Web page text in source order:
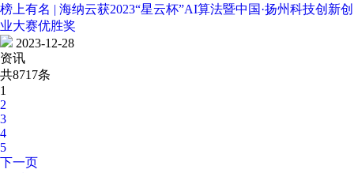
榜上有名 | 海纳云获2023“星云杯”AI算法暨中国·扬州科技创新创
业大赛优胜奖
2023-12-28
资讯
共8717条
1
2
3
4
5
下一页